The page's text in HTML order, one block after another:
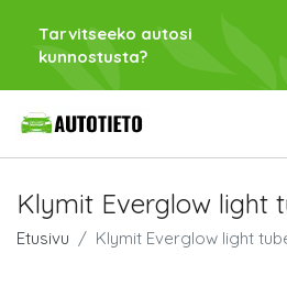
Tarvitseeko autosi
kunnostusta?
Klymit Everglow light
Etusivu Klymit Everglow light